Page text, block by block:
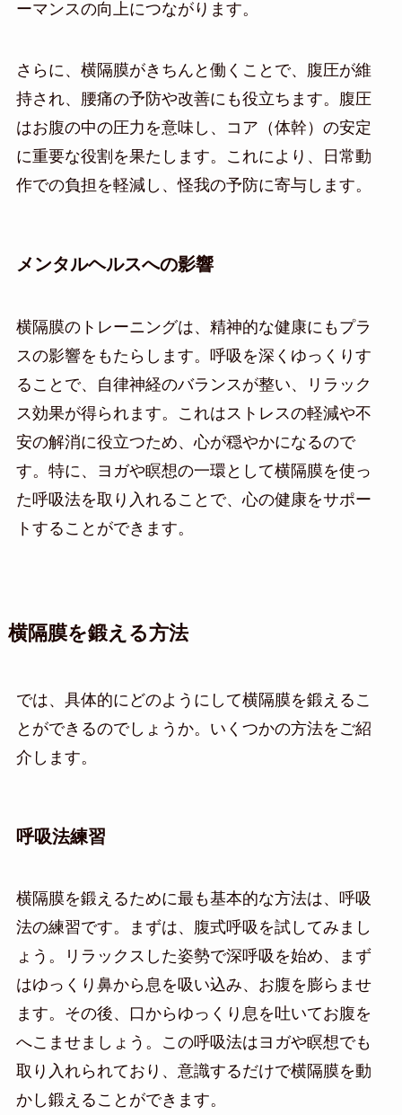
ーマンスの向上につながります。
さらに、横隔膜がきちんと働くことで、腹圧が維
持され、腰痛の予防や改善にも役立ちます。腹圧
はお腹の中の圧力を意味し、コア（体幹）の安定
に重要な役割を果たします。これにより、日常動
作での負担を軽減し、怪我の予防に寄与します。
メンタルヘルスへの影響
横隔膜のトレーニングは、精神的な健康にもプラ
スの影響をもたらします。呼吸を深くゆっくりす
ることで、自律神経のバランスが整い、リラック
ス効果が得られます。これはストレスの軽減や不
安の解消に役立つため、心が穏やかになるので
す。特に、ヨガや瞑想の一環として横隔膜を使っ
た呼吸法を取り入れることで、心の健康をサポー
トすることができます。
横隔膜を鍛える方法
では、具体的にどのようにして横隔膜を鍛えるこ
とができるのでしょうか。いくつかの方法をご紹
介します。
呼吸法練習
横隔膜を鍛えるために最も基本的な方法は、呼吸
法の練習です。まずは、腹式呼吸を試してみまし
ょう。リラックスした姿勢で深呼吸を始め、まず
はゆっくり鼻から息を吸い込み、お腹を膨らませ
ます。その後、口からゆっくり息を吐いてお腹を
へこませましょう。この呼吸法はヨガや瞑想でも
取り入れられており、意識するだけで横隔膜を動
かし鍛えることができます。